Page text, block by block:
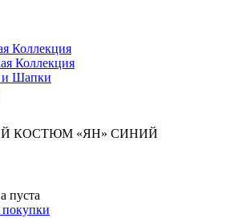
Коллекция
Коллекция
Шапки
КОСТЮМ «ЯН» СИНИЙ
пуста